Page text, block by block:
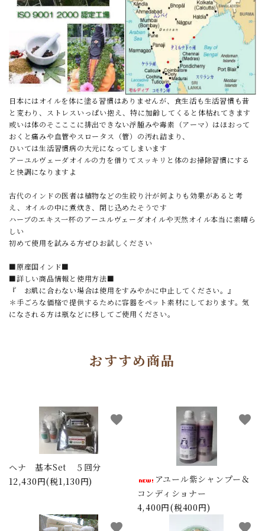
日本にはオイルを体に塗る習慣はありませんが、食生活も生活習慣も昔
と変わり、ストレスいっぱい抱え、特に加齢してくると体枯れてきます
或いは体のそこここに排出できない浮腫みや毒素（アーマ）はほおって
おくと痛みや血管やスロータス（管）の汚れ詰まり、
ひいては生活習慣病の大元になってしまいます
アーユルヴェーダオイルの力を借りてスッキリと体のお掃除習慣にする
と快調になりますよ
古代のインドの医者は植物などの生絞り汁が何よりも効果があると考
え、オイルの中に煮炊き、閉じ込めたそうです
ハーブのエキス一杯のアーユルヴェーダオイルや天然オイル本当に素晴ら
しい
初めて使用を試みる方ぜひお試しください
■原産国インド■
■詳しい商品情報と使用方法■
『 お肌に合わない場合は使用をすみやかに中止してください。』
＊手ごろな価格で提供するために容器をペット素材にしております。気
になされる方は瓶などに移してご使用ください。
おすすめ商品
ヘナ 基本Set ５回分
12,430円(税1,130円)
favorite
アユール紫シャンプー＆
コンディショナー
4,400円(税400円)
favorite
favorite favorite